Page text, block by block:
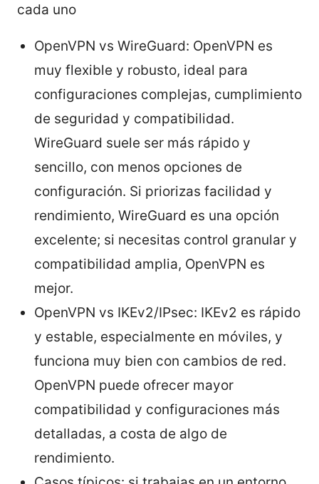
cada uno
OpenVPN vs WireGuard: OpenVPN es
muy flexible y robusto, ideal para
configuraciones complejas, cumplimiento
de seguridad y compatibilidad.
WireGuard suele ser más rápido y
sencillo, con menos opciones de
configuración. Si priorizas facilidad y
rendimiento, WireGuard es una opción
excelente; si necesitas control granular y
compatibilidad amplia, OpenVPN es
mejor.
OpenVPN vs IKEv2/IPsec: IKEv2 es rápido
y estable, especialmente en móviles, y
funciona muy bien con cambios de red.
OpenVPN puede ofrecer mayor
compatibilidad y configuraciones más
detalladas, a costa de algo de
rendimiento.